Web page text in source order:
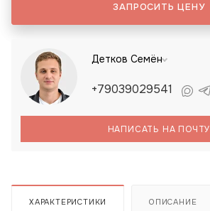
ЗАПРОСИТЬ ЦЕНУ
Детков Семён
+79039029541
НАПИСАТЬ НА ПОЧТУ
ХАРАКТЕРИСТИКИ ОПИСАНИЕ